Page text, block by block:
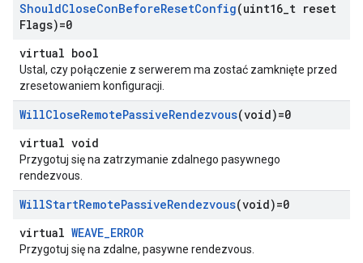
ShouldCloseConBeforeResetConfig(uint16 t reset
Flags)=0
virtual bool
Ustal, czy połączenie z serwerem ma zostać zamknięte przed
zresetowaniem konfiguracji.
WillCloseRemotePassiveRendezvous(void)=0
virtual void
Przygotuj się na zatrzymanie zdalnego pasywnego
rendezvous.
WillStartRemotePassiveRendezvous(void)=0
virtual WEAVE_ERROR
Przygotuj się na zdalne, pasywne rendezvous.